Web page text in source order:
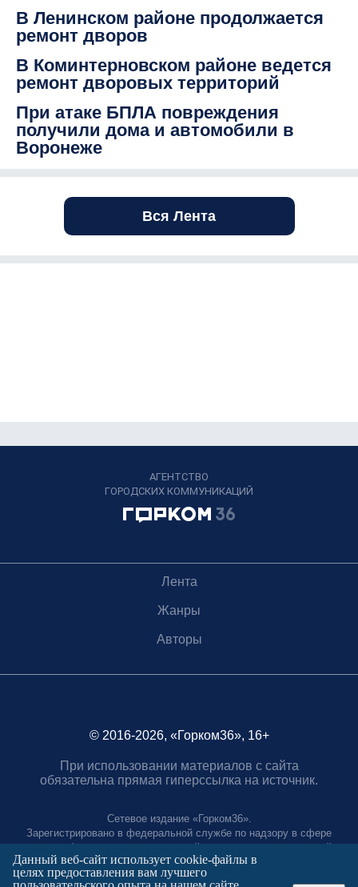
В Ленинском районе продолжается
ремонт дворов
В Коминтерновском районе ведется
ремонт дворовых территорий
При атаке БПЛА повреждения
получили дома и автомобили в
Воронеже
Вся Лента
АГЕНТСТВО
ГОРОДСКИХ КОММУНИКАЦИЙ
Лента
Жанры
Авторы
© 2016-2026, «Горком36», 16+
При использовании материалов с сайта
обязательна прямая гиперссылка на источник.
Сетевое издание «Горком36».
Зарегистрировано в федеральной службе по надзору в сфере
связи, информационных технологий и массовых коммуникаций.
Регистрационный номер ЭЛ № ФС77-88966 от 21 января 2025 г.
Учредитель: Муниципальное автономное учреждение "Агентство
Данный веб-сайт использует cookie-файлы в
целях предоставления вам лучшего